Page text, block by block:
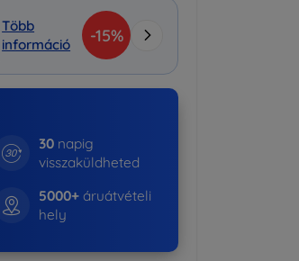
Több
információ
-15%
30napig
visszaküldheted
5000+áruátvételi
hely